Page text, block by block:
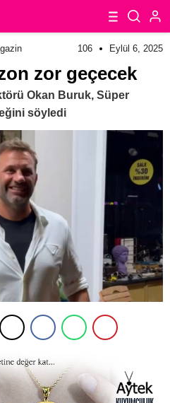
106 Eylül 6, 2025
zor geçecek
Okan Buruk, Süper
söyledi